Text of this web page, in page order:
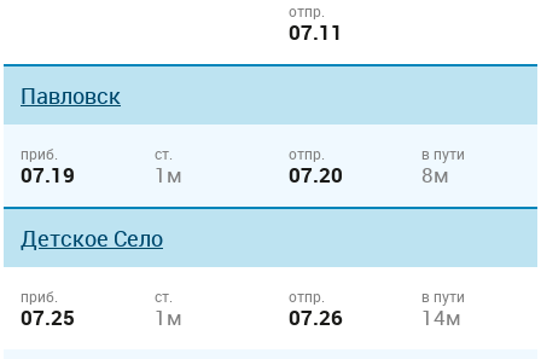
отпр.
07.11
Павловск
приб.
07.19
ст.
1м
отпр.
07.20
в пути
8м
Детское Село
приб.
07.25
ст.
1м
отпр.
07.26
в пути
14м